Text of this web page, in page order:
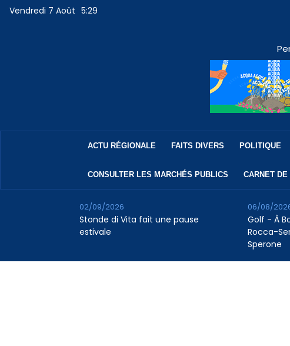
Vendredi 7 Août 5:29
ACTU RÉGIONALE FAITS DIVERS POLITIQUE
CONSULTER LES MARCHÉS PUBLICS CARNET DE
Stonde di Vita fait une pause
estivale
02/09/2026
Golf - À
Rocca-
Sperone
06/08/